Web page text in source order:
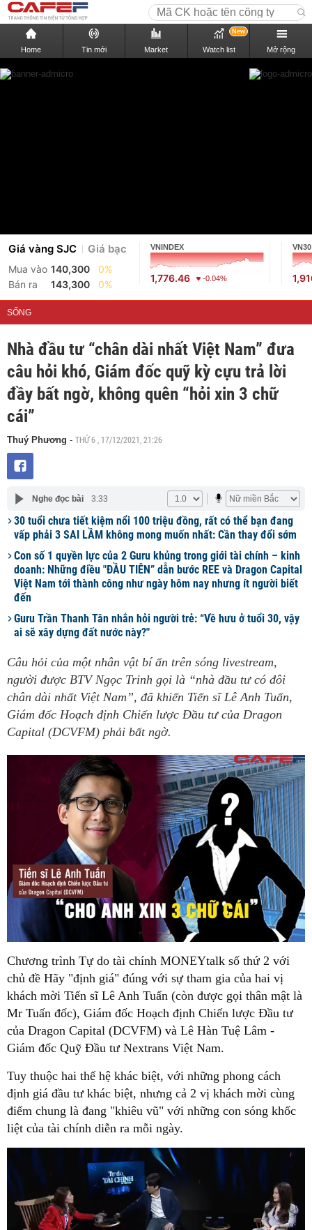
Home Tin mới Market Watch list
New
Mở rộng
Giá vàng SJC Giá bạc
Mua vào 140,300
0%
Bán ra
143,300 0%
VNINDEX
1,776.46 -0.04%
VN30
SỐNG
Nhà đầu tư “chân dài nhất Việt Nam” đưa
câu hỏi khó, Giám đốc quỹ kỳ cựu trả lời
đầy bất ngờ, không quên “hỏi xin 3 chữ
cái”
Thuý Phương - THỨ 6 , 17/12/2021, 21:26
Nghe đọc bài 3:33
30 tuổi chưa tiết kiệm nổi 100 triệu đồng, rất có thể bạn đang
vấp phải 3 SAI LẦM không mong muốn nhất: Cần thay đổi sớm
Con số 1 quyền lực của 2 Guru khủng trong giới tài chính – kinh
doanh: Những điều "ĐẦU TIÊN” dẫn bước REE và Dragon Capital
Việt Nam tới thành công như ngày hôm nay nhưng ít người biết
đến
Guru Trần Thanh Tân nhắn hỏi người trẻ: “Về hưu ở tuổi 30, vậy
ai sẽ xây dựng đất nước này?"
Câu hỏi của một nhân vật bí ẩn trên sóng livestream,
người được BTV Ngọc Trinh gọi là “nhà đầu tư có đôi
chân dài nhất Việt Nam”, đã khiến Tiến sĩ Lê Anh Tuấn,
Giám đốc Hoạch định Chiến lược Đầu tư của Dragon
Capital (DCVFM) phải bất ngờ.
Chương trình Tự do tài chính MONEYtalk số thứ 2 với
chủ đề Hãy "định giá" đúng với sự tham gia của hai vị
khách mời Tiến sĩ Lê Anh Tuấn (còn được gọi thân mật là
Mr Tuấn đốc), Giám đốc Hoạch định Chiến lược Đầu tư
của Dragon Capital (DCVFM) và Lê Hàn Tuệ Lâm -
Giám đốc Quỹ Đầu tư Nextrans Việt Nam.
Tuy thuộc hai thế hệ khác biệt, với những phong cách
định giá đầu tư khác biệt, nhưng cả 2 vị khách mời cùng
điểm chung là đang "khiêu vũ" với những con sóng khốc
liệt của tài chính diễn ra mỗi ngày.